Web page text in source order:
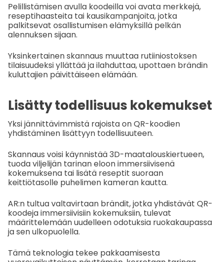
Pelillistämisen avulla koodeilla voi avata merkkejä,
reseptihaasteita tai kausikampanjoita, jotka
palkitsevat osallistumisen elämyksillä pelkän
alennuksen sijaan.
Yksinkertainen skannaus muuttaa rutiiniostoksen
tilaisuudeksi yllättää ja ilahduttaa, upottaen brändin
kuluttajien päivittäiseen elämään.
Lisätty todellisuus kokemukset
Yksi jännittävimmistä rajoista on QR-koodien
yhdistäminen lisättyyn todellisuuteen.
Skannaus voisi käynnistää 3D-maatalouskiertueen,
tuoda viljelijän tarinan eloon immersiivisenä
kokemuksena tai lisätä reseptit suoraan
keittiötasolle puhelimen kameran kautta.
AR:n tultua valtavirtaan brändit, jotka yhdistävät QR-
koodeja immersiivisiin kokemuksiin, tulevat
määrittelemään uudelleen odotuksia ruokakaupassa
ja sen ulkopuolella.
Tämä teknologia tekee pakkaamisesta